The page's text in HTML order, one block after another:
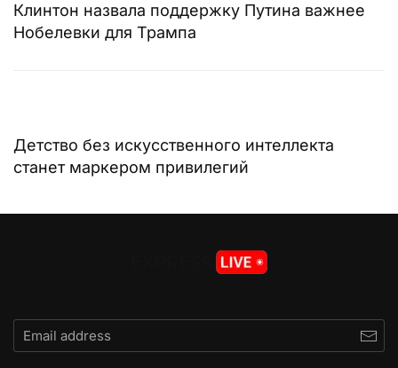
Клинтон назвала поддержку Путина важнее
Нобелевки для Трампа
Детство без искусственного интеллекта
станет маркером привилегий